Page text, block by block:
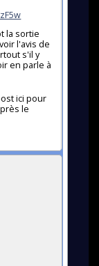
la sortie
l'avis de
s'il y
en parle à
ici pour
le